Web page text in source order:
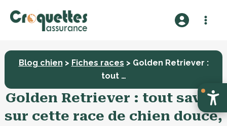
Blog chien > Fiches races > Golden Retriever :
tout …
Golden Retriever : tout savoir
sur cette race de chien douce,